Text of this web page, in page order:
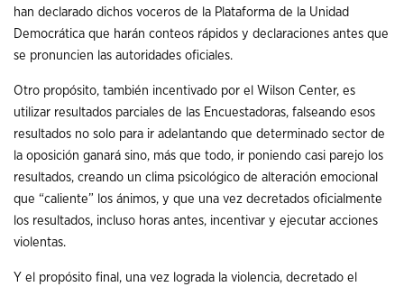
han declarado dichos voceros de la Plataforma de la Unidad
Democrática que harán conteos rápidos y declaraciones antes que
se pronuncien las autoridades oficiales.
Otro propósito, también incentivado por el Wilson Center, es
utilizar resultados parciales de las Encuestadoras, falseando esos
resultados no solo para ir adelantando que determinado sector de
la oposición ganará sino, más que todo, ir poniendo casi parejo los
resultados, creando un clima psicológico de alteración emocional
que “caliente” los ánimos, y que una vez decretados oficialmente
los resultados, incluso horas antes, incentivar y ejecutar acciones
violentas.
Y el propósito final, una vez lograda la violencia, decretado el